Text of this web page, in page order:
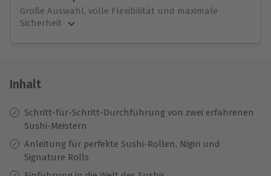
Große Auswahl, volle Flexibilität und maximale
Sicherheit
Jeder Gutschein für alle Erlebnisse einlösbar.
10 Jahre gültig & verlängerbar.
Inhalt
Schritt-für-Schritt-Durchführung von zwei erfahrenen
Sushi-Meistern
Anleitung für perfekte Sushi-Rollen, Nigiri und
Signature Rolls